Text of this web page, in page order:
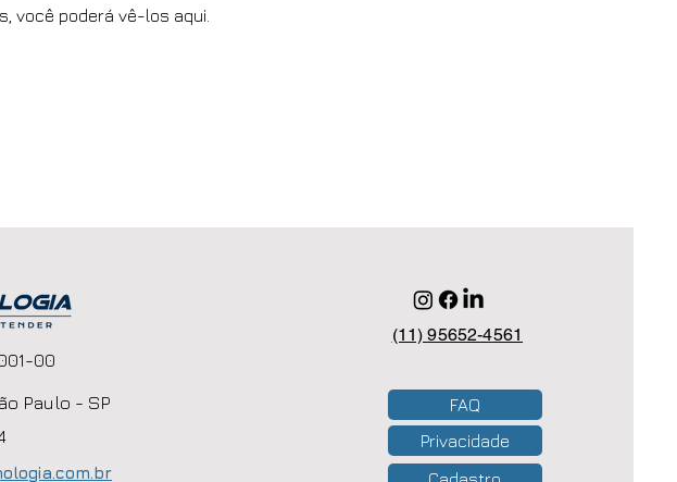
você poderá vê-los aqui.
00
Paulo - SP
(11) 95652-4561
FAQ
Privacidade